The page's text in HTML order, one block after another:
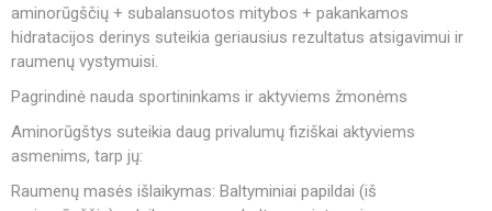
aminorūgščių + subalansuotos mitybos + pakankamos
hidratacijos derinys suteikia geriausius rezultatus atsigavimui ir
raumenų vystymuisi.
Pagrindinė nauda sportininkams ir aktyviems žmonėms
Aminorūgštys suteikia daug privalumų fiziškai aktyviems
asmenims, tarp jų:
Raumenų masės išlaikymas: Baltyminiai papildai (iš